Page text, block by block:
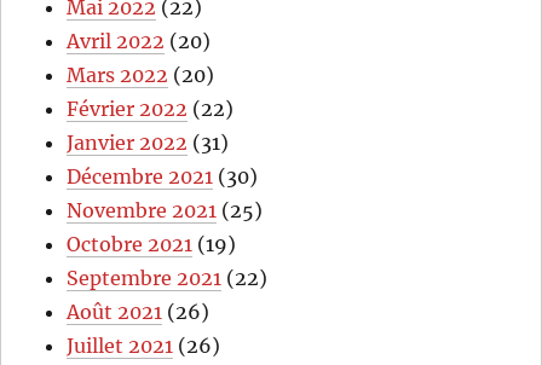
Mai 2022 (22)
Avril 2022 (20)
Mars 2022 (20)
Février 2022 (22)
Janvier 2022 (31)
Décembre 2021 (30)
Novembre 2021 (25)
Octobre 2021 (19)
Septembre 2021 (22)
Août 2021 (26)
Juillet 2021 (26)